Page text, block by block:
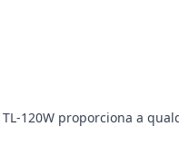
120W proporciona a